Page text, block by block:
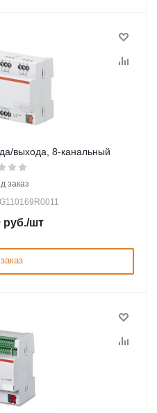
выхода, 8-канальный
заказ
руб./шт